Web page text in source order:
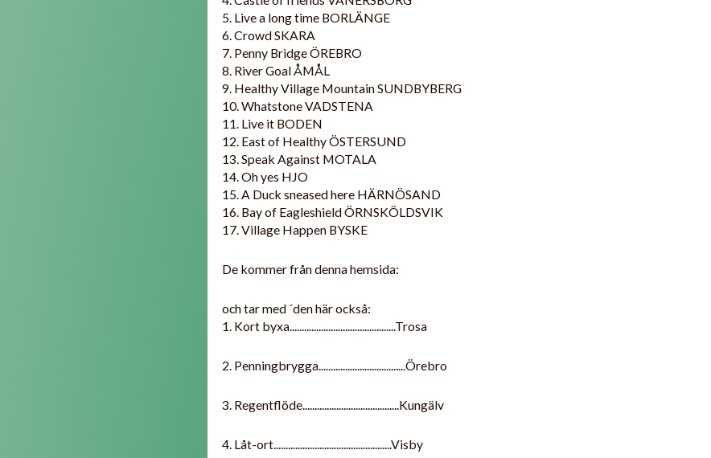
5. Live a long time BORLÄNGE
6. Crowd SKARA
7. Penny Bridge ÖREBRO
8. River Goal ÅMÅL
9. Healthy Village Mountain SUNDBYBERG
10. Whatstone VADSTENA
11. Live it BODEN
12. East of Healthy ÖSTERSUND
13. Speak Against MOTALA
14. Oh yes HJO
15. A Duck sneased here HÄRNÖSAND
16. Bay of Eagleshield ÖRNSKÖLDSVIK
17. Village Happen BYSKE
De kommer från denna hemsida:
och tar med ´den här också:
1. Kort byxa............................................Trosa
2. Penningbrygga....................................Örebro
3. Regentflöde........................................Kungälv
4. Låt-ort.................................................Visby